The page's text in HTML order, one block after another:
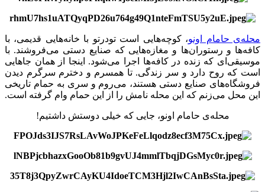
محله‌ی حامام اونو، کوچه‌هایی است تودرتو با خانه‌هایی قدیمی، با
کافه‌ها و رستوران‌ها و مغازه‌هایی که صنایع دستی می‌فروشند. با
موسیقی‌ای که زنده در کافه‌ها اجرا می‌شود. اینجا از همان جاهایی
است که روح دارد و سر زندگی. تا همسرم و دخترم سرگرم دیدن
فروشگاه‌های صنایع‌‌ دستی هستند، می‌روم و سری به حمام تاریخی
این محل می‌زنم که این محله نامش را از این حمام وام گرفته است.
محله‌ی حامام اونو، جایی که خیلی دوستش داشتیم!